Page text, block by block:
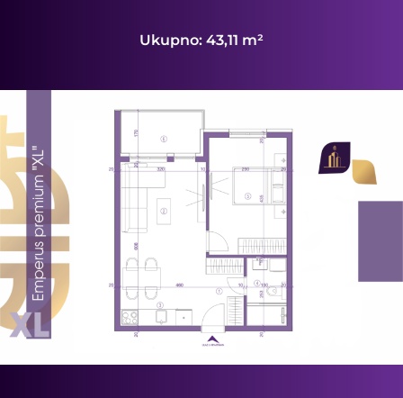
Ukupno: 43,11 m²